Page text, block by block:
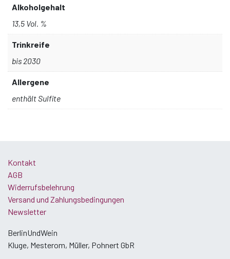
Alkoholgehalt
13,5 Vol. %
Trinkreife
bis 2030
Allergene
enthält Sulfite
Kontakt
AGB
Widerrufsbelehrung
Versand und Zahlungsbedingungen
Newsletter
BerlinUndWein
Kluge, Mesterom, Müller, Pohnert GbR